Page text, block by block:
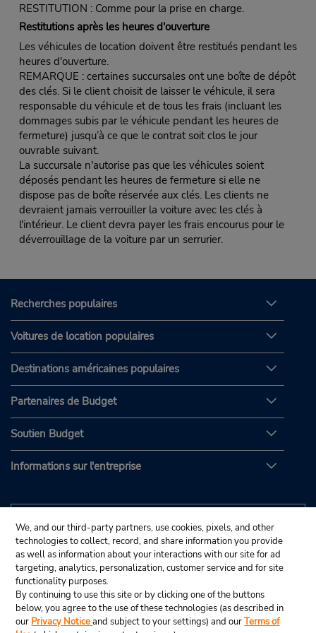
RESTITUTION : Comme pour la prise en charge.
Restitutions après les heures d'ouverture
Les véhicules de location doivent être restitués pendant les
heures d'ouverture.
REMARQUE : certaines succursales ont une boîte de dépôt
des clés. Si le client choisit de laisser le véhicule, il sera
responsable du véhicule et de tous les frais (incluant les
dommages subis par le véhicule pendant les heures de
fermeture) jusqu’à ce que le contrat soit clos le jour
ouvrable suivant.
La succursale n'autorise pas que les véhicules soient
déposés pendant les heures de fermeture si elle ne
dispose pas de boîte réservée aux clés. Les clients ne
devraient jamais verrouiller la voiture avec les clés à
l'intérieur. Le client devra payer les frais encourus pour le
déverrouillage de la voiture par un serrurier.
Recherches populaires
Voitures de location populaires
Destinations américaines populaires
Partenaires de Budget
Soutien Budget
Informations sur l'entreprise
We, and our third-party partners, use cookies, pixels, and other
technologies to collect, record, and share information you provide
as well as information about your interactions with our site for ad
targeting, analytics, personalization, customer service and for site
functionality purposes.
By continuing to use this site or by clicking one of the buttons
below, you agree to the use of these technologies (as described in
our Privacy Noticeand subject to your settings) and ourTerms of